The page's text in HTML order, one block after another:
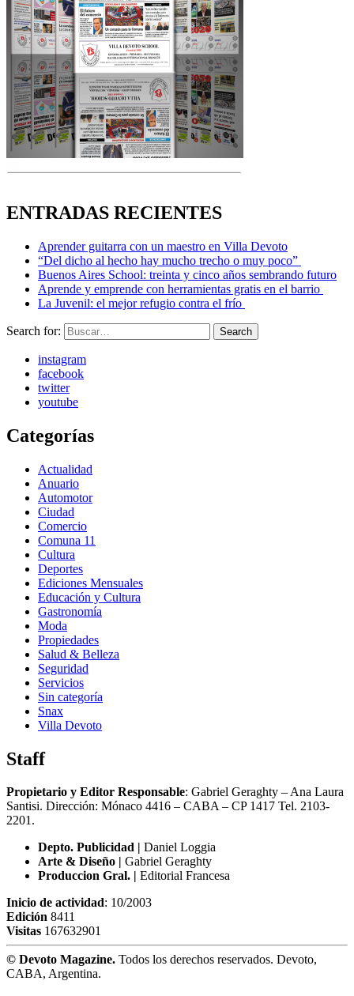
ENTRADAS RECIENTES
Aprender guitarra con un maestro en Villa Devoto
“Del dicho al hecho hay mucho trecho o muy poco”
Buenos Aires School: treinta y cinco años sembrando futuro
Aprende y emprende con herramientas gratis en el barrio
La Juvenil: el mejor refugio contra el frío
Search for: Search
instagram
facebook
twitter
youtube
Categorías
Actualidad
Anuario
Automotor
Ciudad
Comercio
Comuna 11
Cultura
Deportes
Ediciones Mensuales
Educación y Cultura
Gastronomía
Moda
Propiedades
Salud & Belleza
Seguridad
Servicios
Sin categoría
Snax
Villa Devoto
Staff
Propietario y Editor Responsable: Gabriel Geraghty – Ana Laura
Santisi. Dirección: Mónaco 4416 – CABA – CP 1417 Tel. 2103-
2201.
Depto. Publicidad | Daniel Loggia
Arte & Diseño | Gabriel Geraghty
Produccion Gral. | Editorial Francesa
Inicio de actividad: 10/2003
Edición 8411
Visitas 167632901
© Devoto Magazine. Todos los derechos reservados. Devoto,
CABA, Argentina.